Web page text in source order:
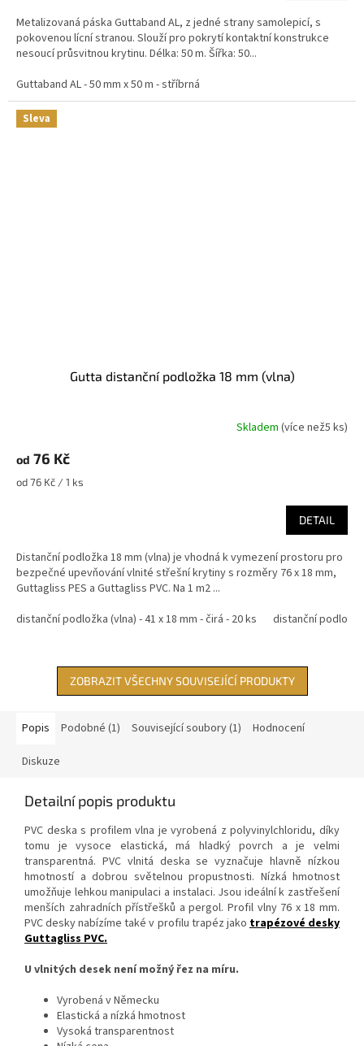
Metalizovaná páska Guttaband AL, z jedné strany samolepicí, s
pokovenou lícní stranou. Slouží pro pokrytí kontaktní konstrukce
nesoucí průsvitnou krytinu. Délka: 50 m. Šířka: 50...
Guttaband AL - 50 mm x 50 m - stříbrná
Sleva
Gutta distanční podložka 18 mm (vlna)
Skladem (více než5 ks)
od 76 Kč
Měrná
od 76 Kč / 1 ks
DETAIL
Distanční podložka 18 mm (vlna) je vhodná k vymezení prostoru pro
bezpečné upevňování vlnité střešní krytiny s rozměry 76 x 18 mm,
Guttagliss PES a Guttagliss PVC. Na 1 m2 ...
distanční podložka (vlna) - 41 x 18 mm - čirá - 20 ks
distanční podložka
ZOBRAZIT VŠECHNY SOUVISEJÍCÍ PRODUKTY
Popis Podobné (1) Související soubory (1) Hodnocení
Diskuze
Detailní popis produktu
PVC deska s profilem vlna je vyrobená z polyvinylchloridu, díky
tomu je vysoce elastická, má hladký povrch a je velmi
transparentná. PVC vlnitá deska se vyznačuje hlavně nízkou
hmotností a dobrou světelnou propustnosti. Nízká hmotnost
umožňuje lehkou manipulaci a instalaci. Jsou ideální k zastřešení
menších zahradních přístřešků a pergol. Profil vlny 76 x 18 mm.
PVC desky nabízíme také v profilu trapéz jakotrapézové desky
Guttagliss PVC.
U vlnitých desek není možný řez na míru.
Vyrobená v Německu
Elastická a nízká hmotnost
Vysoká transparentnost